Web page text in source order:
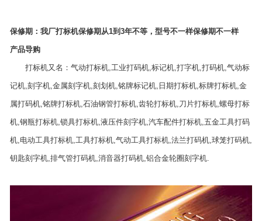
保修期：我厂打标机保修期从1到3年不等，型号不一样保修期不一样
产品导购
打标机又名：气动打标机,工业打码机,标记机,打字机,打码机,气动标
记机,刻字机,金属刻字机,刻划机,铭牌标记机,日期打标机,标牌打标机,金
属打码机,铭牌打标机,石油钢管打标机,齿轮打标机,刀片打标机,螺母打标
机,钢瓶打标机,锁具打标机,液压件刻字机,汽车配件打标机,五金工具打码
机,电动工具打标机,工具打标机,气动工具打标机,法兰打码机,球笼打码机,
钥匙刻字机,排气管打码机,消音器打码机,铝合金轮圈刻字机.